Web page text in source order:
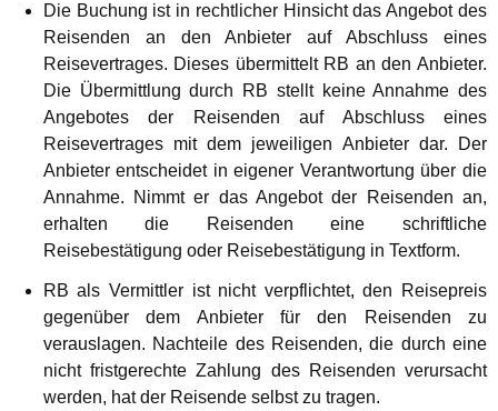
Die Buchung ist in rechtlicher Hinsicht das Angebot des
Reisenden an den Anbieter auf Abschluss eines
Reisevertrages. Dieses übermittelt RB an den Anbieter.
Die Übermittlung durch RB stellt keine Annahme des
Angebotes der Reisenden auf Abschluss eines
Reisevertrages mit dem jeweiligen Anbieter dar. Der
Anbieter entscheidet in eigener Verantwortung über die
Annahme. Nimmt er das Angebot der Reisenden an,
erhalten die Reisenden eine schriftliche
Reisebestätigung oder Reisebestätigung in Textform.
RB als Vermittler ist nicht verpflichtet, den Reisepreis
gegenüber dem Anbieter für den Reisenden zu
verauslagen. Nachteile des Reisenden, die durch eine
nicht fristgerechte Zahlung des Reisenden verursacht
werden, hat der Reisende selbst zu tragen.